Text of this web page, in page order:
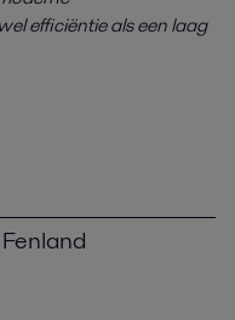
efficiëntie als een laag